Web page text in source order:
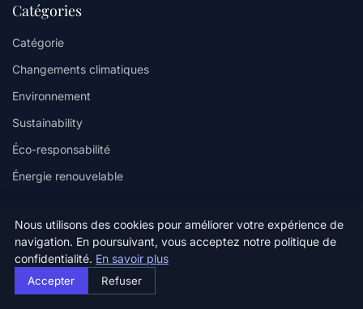
Catégories
Catégorie
Changements climatiques
Environnement
Sustainability
Éco-responsabilité
Énergie renouvelable
Liens utiles
Contact
Nous utilisons des cookies pour améliorer votre expérience de
navigation. En poursuivant, vous acceptez notre politique de
confidentialité. En savoir plus
Accepter Refuser